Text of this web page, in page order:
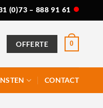
(0)73 – 888 91 61
OFFERTE 0
CONTACT